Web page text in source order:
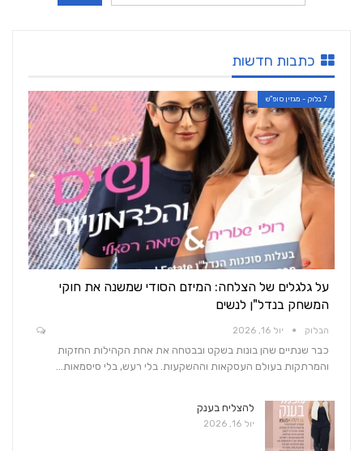
כתבות חדשות
7 בלוק - מגזין סופ"ש
על גלגלים של הצלחה: המיזם הסודי שמשנה את חוקי
המשחק בנדל"ן לנשים
הבלוק יול 16, 2026
כבר שנתיים שהן בונות בשקט ובבטחה את אחת הקהילות החזקות
והמרתקות בעולם העסקאות וההשקעות. בלי רעש, בלי סיסמאות…
להצליח בענק
יול 16, 2026